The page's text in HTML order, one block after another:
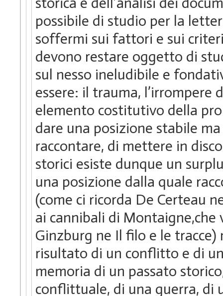
possibile di studio per la
soffermi sui fattori e sui
devono restare oggetto di
sul nesso ineludibile e
essere: il trauma, l’irrompere
elemento costitutivo della
dare una posizione stabile
raccontare, di mettere in
storici esiste dunque un
una posizione dalla quale
(come ci ricorda De Certeau
ai cannibali di Montaigne,che
Ginzburg ne Il filo e le
risultato di un conflitto e di
memoria di un passato
conflittuale, di una guerra, di